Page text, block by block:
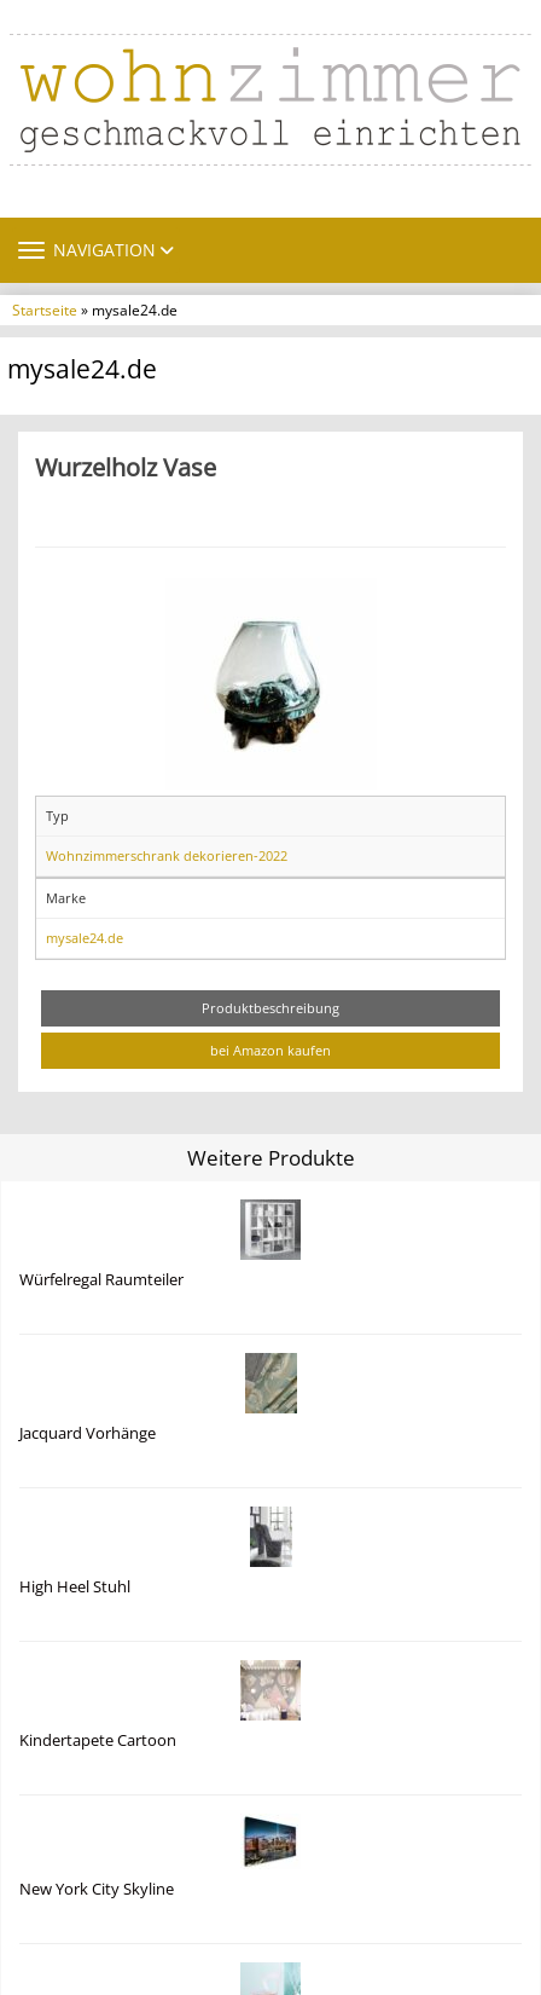
TOGGLE NAVIGATION
NAVIGATION
Startseite» mysale24.de
mysale24.de
Wurzelholz Vase
Typ
Wohnzimmerschrank dekorieren-2022
Marke
mysale24.de
Produktbeschreibung
bei Amazon kaufen
Weitere Produkte
Würfelregal Raumteiler
Jacquard Vorhänge
High Heel Stuhl
Kindertapete Cartoon
New York City Skyline